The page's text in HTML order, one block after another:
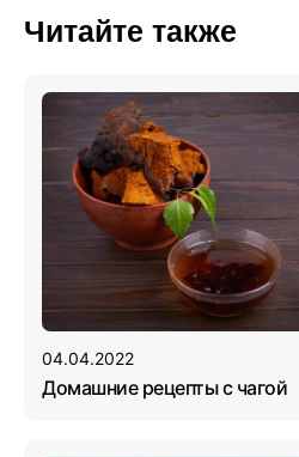
Читайте также
04.04.2022
Домашние рецепты с чагой